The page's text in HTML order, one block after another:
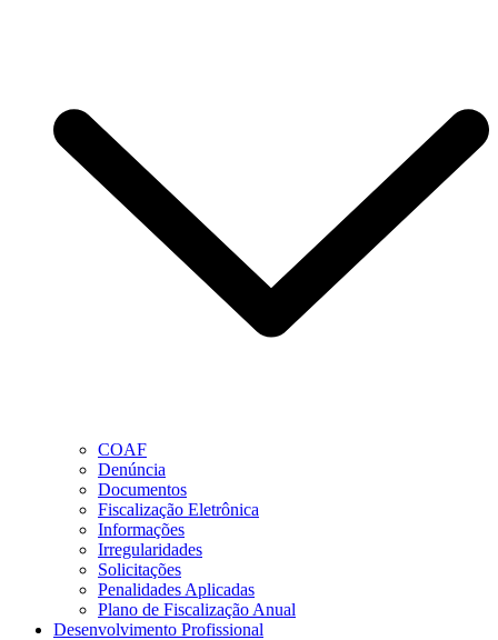
COAF
Denúncia
Documentos
Fiscalização Eletrônica
Informações
Irregularidades
Solicitações
Penalidades Aplicadas
Plano de Fiscalização Anual
Desenvolvimento Profissional